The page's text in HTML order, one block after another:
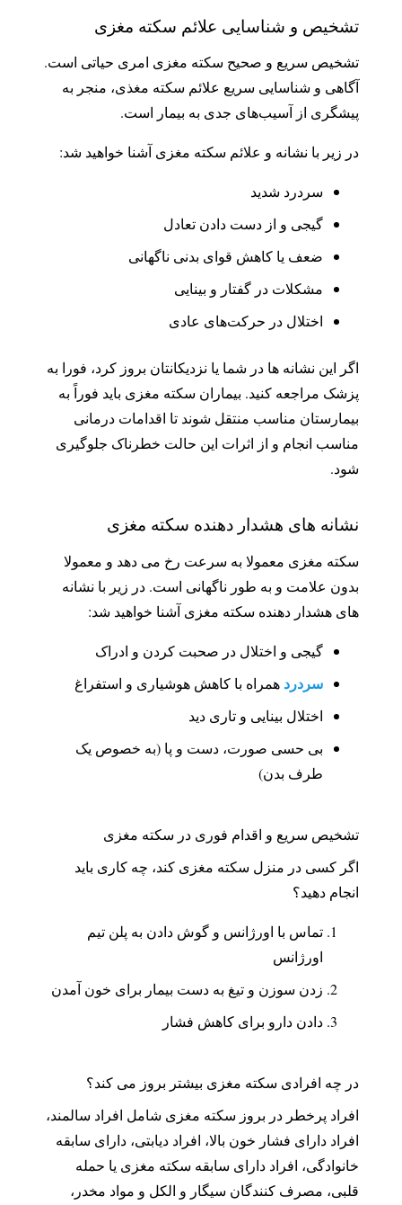
تشخیص و شناسایی علائم سکته مغزی
تشخیص سریع و صحیح سکته مغزی امری حیاتی است.
آگاهی و شناسایی سریع علائم سکته مغذی، منجر به
پیشگری از آسیب‌های جدی به بیمار است.
در زیر با نشانه و علائم سکته مغزی آشنا خواهید شد:
سردرد شدید
گیجی و از دست دادن تعادل
ضعف یا کاهش قوای بدنی ناگهانی
مشکلات در گفتار و بینایی
اختلال در حرکت‌های عادی
اگر این نشانه ها در شما یا نزدیکانتان بروز کرد، فورا به
پزشک مراجعه کنید. بیماران سکته مغزی باید فوراً به
بیمارستان مناسب منتقل شوند تا اقدامات درمانی
مناسب انجام و از اثرات این حالت خطرناک جلوگیری
شود.
نشانه های هشدار دهنده سکته مغزی
سکته مغزی معمولا به سرعت رخ می دهد و معمولا
بدون علامت و به طور ناگهانی است. در زیر با نشانه
های هشدار دهنده سکته مغزی آشنا خواهید شد:
گیجی و اختلال در صحبت کردن و ادراک
سردرد همراه با کاهش هوشیاری و استفراغ
اختلال بینایی و تاری دید
بی حسی صورت، دست و پا (به خصوص یک
طرف بدن)
تشخیص سریع و اقدام فوری در سکته مغزی
اگر کسی در منزل سکته مغزی کند، چه کاری باید
انجام دهید؟
تماس با اورژانس و گوش دادن به پلن تیم
اورژانس
زدن سوزن و تیغ به دست بیمار برای خون آمدن
دادن دارو برای کاهش فشار
در چه افرادی سکته مغزی بیشتر بروز می کند؟
افراد پرخطر در بروز سکته مغزی شامل افراد سالمند،
افراد دارای فشار خون بالا، افراد دیابتی، دارای سابقه
خانوادگی، افراد دارای سابقه سکته مغزی یا حمله
قلبی، مصرف کنندگان سیگار و الکل و مواد مخدر،